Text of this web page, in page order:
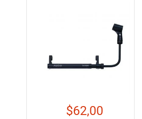
$62,00